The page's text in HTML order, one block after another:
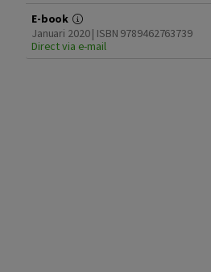
E-book
Januari 2020 | ISBN 9789462763739
Direct via e-mail